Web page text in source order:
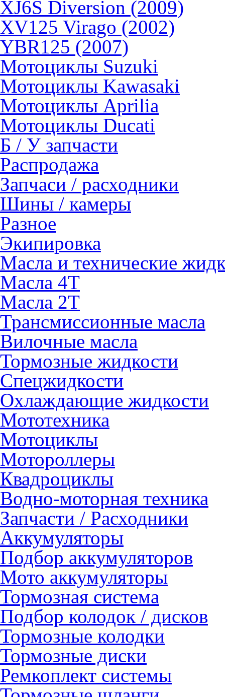
XJ6S Diversion (2009)
XV125 Virago (2002)
YBR125 (2007)
Мотоциклы Suzuki
Мотоциклы Kawasaki
Мотоциклы Aprilia
Мотоциклы Ducati
Б / У запчасти
Распродажа
Запчаси / расходники
Шины / камеры
Разное
Экипировка
Масла и технические
Масла 4Т
Масла 2Т
Трансмиссионные масла
Вилочные масла
Тормозные жидкости
Спецжидкости
Охлаждающие жидкости
Мототехника
Мотоциклы
Мотороллеры
Квадроциклы
Водно-моторная техника
Запчасти / Расходники
Аккумуляторы
Подбор аккумуляторов
Мото аккумуляторы
Тормозная система
Подбор колодок / дисков
Тормозные колодки
Тормозные диски
Ремкоплект системы